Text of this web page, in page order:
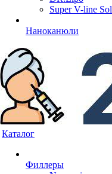
Super V-line Sol
Наноканюли
Каталог
Филлеры